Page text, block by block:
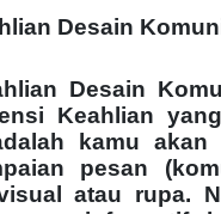
Desain
Desain
Keahlian
kamu
pesan
atau rupa.